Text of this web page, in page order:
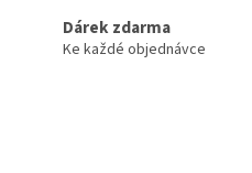
Dárek zdarma
Ke každé objednávce